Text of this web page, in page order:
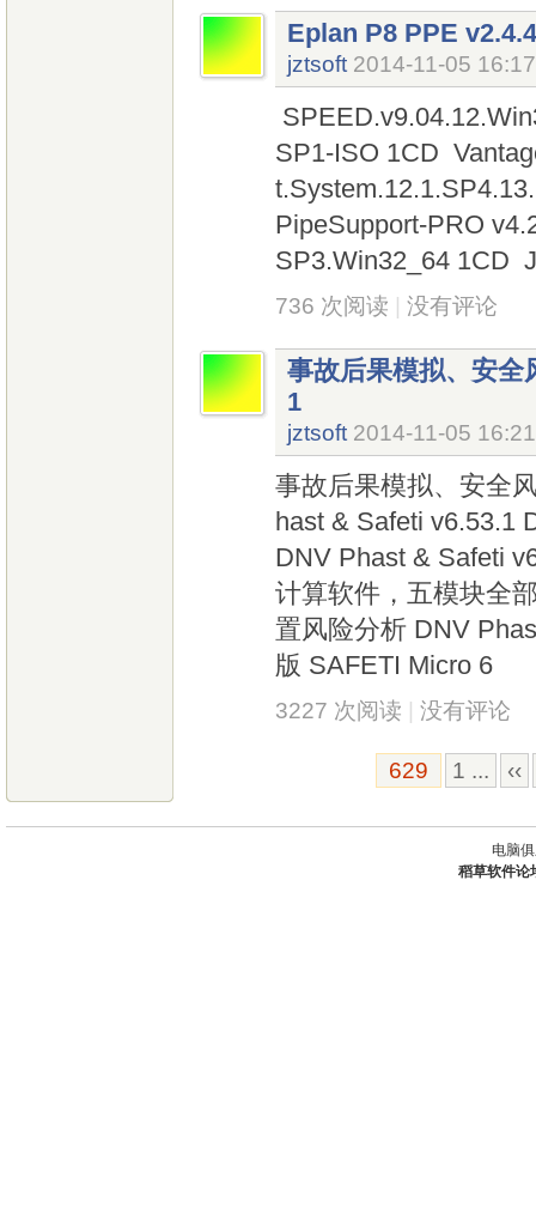
Eplan P8 PPE
jztsoft 2014-11-05 16:17
SP1-ISO 1CD
PipeSupport-PRO
SP3.Win32_64 1CD
736 次阅读 没有评论
事故后果模拟、安全
1
jztsoft 2014-11-05 16:21
事故后果模拟、安全
hast & Safeti v6.53.1
DNV Phast & Safeti
计算软件，五模块全
置风险分析 DNV
版 SAFETI Micro 6
3227 次阅读 没有评论
629 1 ... ‹‹
电脑
稻草软件论